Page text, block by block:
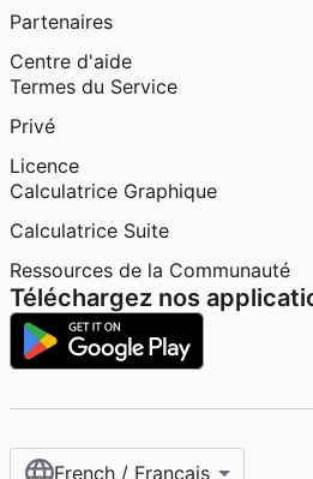
Partenaires
Centre d'aide
Termes du Service
Privé
Licence
Calculatrice Graphique
Calculatrice Suite
Ressources de la Communauté
Téléchargez nos
French / Français‎